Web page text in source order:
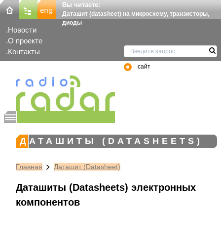
Вы читаете:
Даташит (datasheet) на микросхему, транзисторы,
диоды
Новости
О проекте
Контакты
сайт
ДАТАШИТЫ (DATASHEETS)
Главная Даташит (Datasheet)
Даташиты (Datasheets) электронных
компонентов